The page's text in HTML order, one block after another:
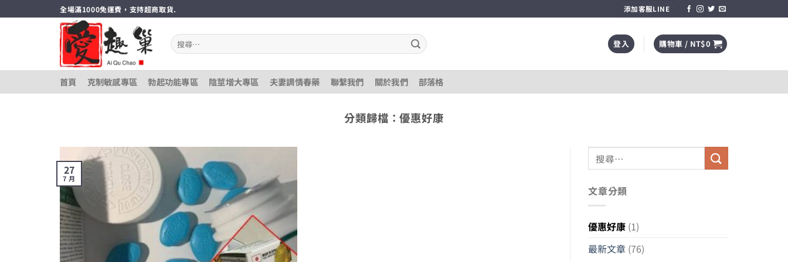
轉
全場滿1000免運費，支持超商取貨. 添加客服LINE
搜
尋
鍵
字:
登入 購物車 / NT$0
首頁 克制敏感專區 勃起功能專區 陰莖增大專區 夫妻調情春藥 聯繫我們 關於我們 部落格
分類歸檔：優惠好康
27
7 月
尋
鍵
字:
文章分類
優惠好康 (1)
最新文章 (76)